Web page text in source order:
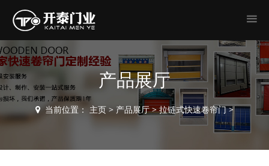
产品展厅
当前位置： 主页>产品展厅>拉链式快速卷帘门>